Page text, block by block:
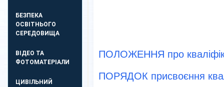
БЕЗПЕКА
ОСВIТНЬОГО
СЕРЕДОВИЩА
ВІДЕО ТА
ФОТОМАТЕРІАЛИ
ЦИВІЛЬНИЙ
ПОЛОЖЕННЯ про
ПОРЯДОК присвоєння